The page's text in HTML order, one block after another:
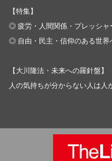
【特集】
◎ 疲労・人間関係・プレッシャ
◎ 自由・民主・信仰のある世界
【大川隆法・未来への羅針盤】
人の気持ちが分からない人は人